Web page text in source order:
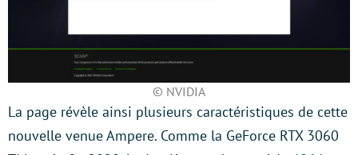
© NVIDIA
La page révèle ainsi plusieurs caractéristiques de cette
nouvelle venue Ampere. Comme la GeForce RTX 3060